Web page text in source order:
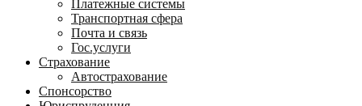
Платежные системы
Транспортная сфера
Почта и связь
Гос.услуги
Страхование
Автострахование
Спонсорство